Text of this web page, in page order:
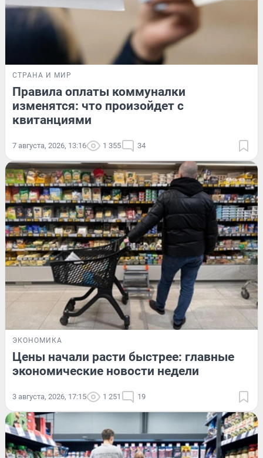
СТРАНА И МИР
Правила оплаты коммуналки
изменятся: что произойдет с
квитанциями
7 августа, 2026, 13:16 1 355 34
ЭКОНОМИКА
Цены начали расти быстрее: главные
экономические новости недели
3 августа, 2026, 17:15 1 251 19